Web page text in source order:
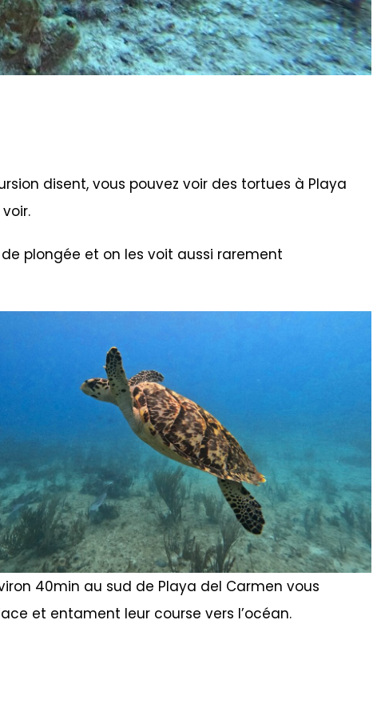
disent, vous pouvez voir des tortues à Playa
plongée et on les voit aussi rarement
40min au sud de Playa del Carmen vous
et entament leur course vers l’océan.